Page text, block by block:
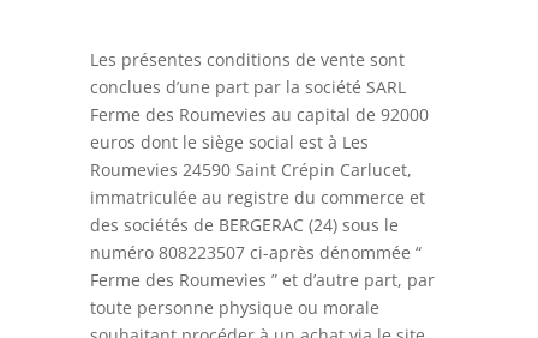
Les présentes conditions de vente sont
conclues d’une part par la société SARL
Ferme des Roumevies au capital de 92000
euros dont le siège social est à Les
Roumevies 24590 Saint Crépin Carlucet,
immatriculée au registre du commerce et
des sociétés de BERGERAC (24) sous le
numéro 808223507 ci-après dénommée “
Ferme des Roumevies ” et d’autre part, par
toute personne physique ou morale